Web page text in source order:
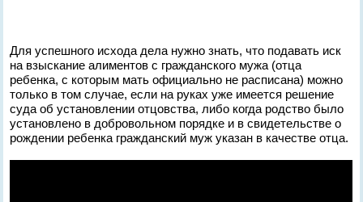
Для успешного исхода дела нужно знать, что подавать иск
на взыскание алиментов с гражданского мужа (отца
ребенка, с которым мать официально не расписана) можно
только в том случае, если на руках уже имеется решение
суда об установлении отцовства, либо когда родство было
установлено в добровольном порядке и в свидетельстве о
рождении ребенка гражданский муж указан в качестве отца.